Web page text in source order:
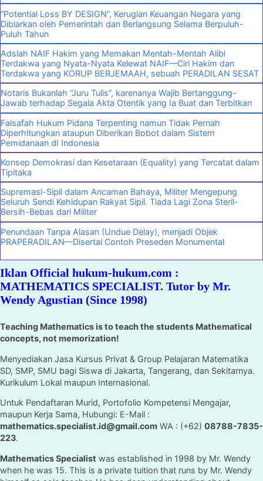
“Potential Loss BY DESIGN”, Kerugian Keuangan Negara yang
Dibiarkan oleh Pemerintah dan Berlangsung Selama Berpuluh-
Puluh Tahun
Adslah NAIF Hakim yang Memakan Mentah-Mentah Alibi
Terdakwa yang Nyata-Nyata Kelewat NAIF—Ciri Hakim dan
Terdakwa yang KORUP BERJEMAAH, sebuah PERADILAN SESAT
Notaris Bukanlah “Juru Tulis”, karenanya Wajib Bertanggung-
Jawab terhadap Segala Akta Otentik yang Ia Buat dan Terbitkan
Falsafah Hukum Pidana Terpenting namun Tidak Pernah
Diperhitungkan ataupun Diberikan Bobot dalam Sistem
Pemidanaan dI Indonesia
Konsep Demokrasi dan Kesetaraan (Equality) yang Tercatat dalam
Tipitaka
Supremasi-Sipil dalam Ancaman Bahaya, Militer Mengepung
Seluruh Sendi Kehidupan Rakyat Sipil. Tiada Lagi Zona Steril-
Bersih-Bebas dari Militer
Penundaan Tanpa Alasan (Undue Delay), menjadi Objek
PRAPERADILAN—Disertai Contoh Preseden Monumental
Iklan Official hukum-hukum.com :
MATHEMATICS SPECIALIST. Tutor by Mr.
Wendy Agustian (Since 1998)
Teaching Mathematics is to teach the students Mathematical
concepts, not memorization!
Menyediakan Jasa Kursus Privat & Group Pelajaran Matematika
SD, SMP, SMU bagi Siswa di Jakarta, Tangerang, dan Sekitarnya.
Kurikulum Lokal maupun Internasional.
Untuk Pendaftaran Murid, Portofolio Kompetensi Mengajar,
maupun Kerja Sama, Hubungi: E-Mail :
mathematics.specialist.id@gmail.com WA : (+62) 08788-7835-
223.
Mathematics Specialist was established in 1998 by Mr. Wendy
when he was 15. This is a private tuition that runs by Mr. Wendy